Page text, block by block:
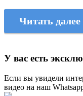
Читать далее
У вас есть
Если вы увидели
видео на наш